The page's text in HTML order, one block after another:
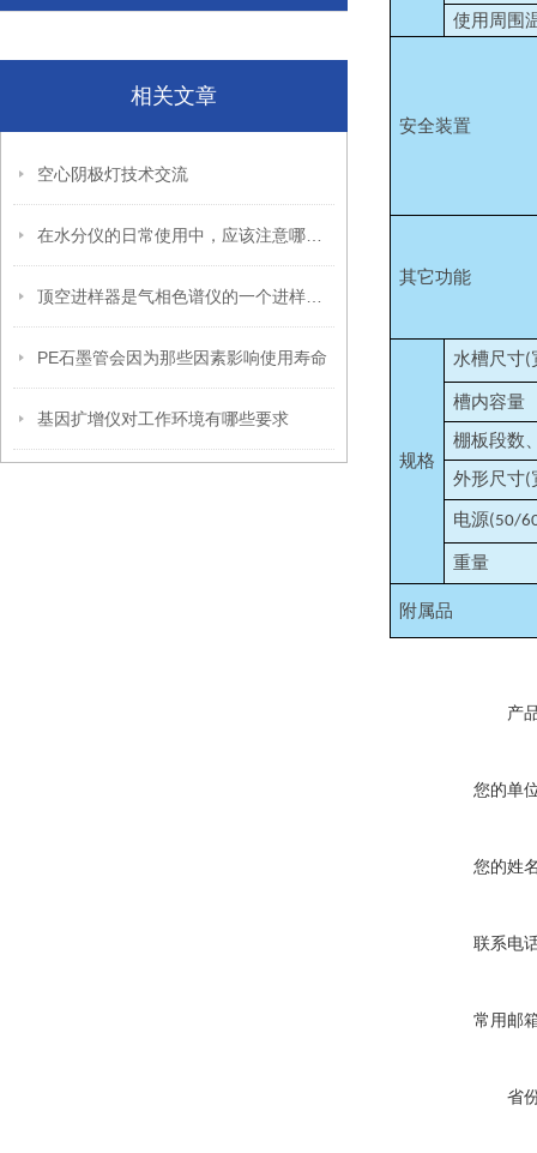
相关文章
空心阴极灯技术交流
PE石墨管会因为那些因素影响使用寿命
基因扩增仪对工作环境有哪些要求
使用周围
安全装置
其它功能
规格
水槽尺寸(
槽内容量
棚板段数
外形尺寸(
电源(50/
重量
附属品
产
您的单
您的姓
联系电
常用邮
省